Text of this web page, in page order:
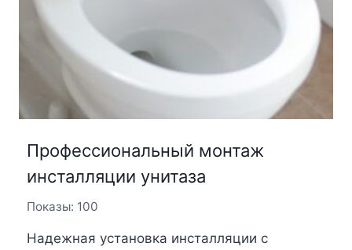
Профессиональный монтаж
инсталляции унитаза
Показы: 100
Надежная установка инсталляции с